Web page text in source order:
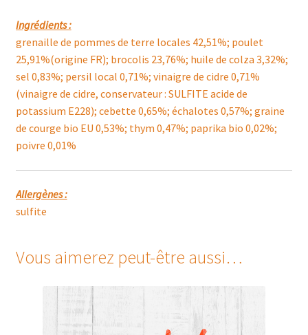
Ingrédients :
grenaille de pommes de terre locales 42,51%; poulet
25,91%(origine FR); brocolis 23,76%; huile de colza 3,32%;
sel 0,83%; persil local 0,71%; vinaigre de cidre 0,71%
(vinaigre de cidre, conservateur : SULFITE acide de
potassium E228); cebette 0,65%; échalotes 0,57%; graine
de courge bio EU 0,53%; thym 0,47%; paprika bio 0,02%;
poivre 0,01%
Allergènes :
sulfite
Vous aimerez peut-être aussi…